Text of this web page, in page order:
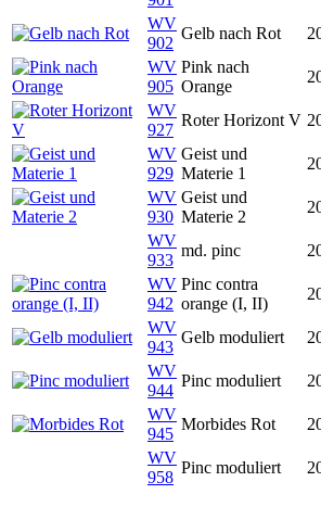
WV
902
Gelb nach Rot
WV
905
Pink nach
Orange
WV
927
Roter Horizont V
WV
929
Geist und
Materie 1
WV
930
Geist und
Materie 2
WV
933
md. pinc
WV
942
Pinc contra
orange (I, II)
WV
943
Gelb moduliert
WV
944
Pinc moduliert
WV
945
Morbides Rot
WV
958
Pinc moduliert